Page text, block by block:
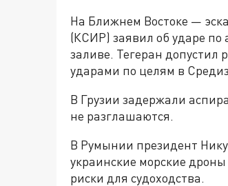
На Ближнем Востоке —
(КСИР) заявил об ударе
заливе. Тегеран допустил
ударами по целям в
В Грузии задержали
не разглашаются.
В Румынии президент
украинские морские
риски для судоходства.